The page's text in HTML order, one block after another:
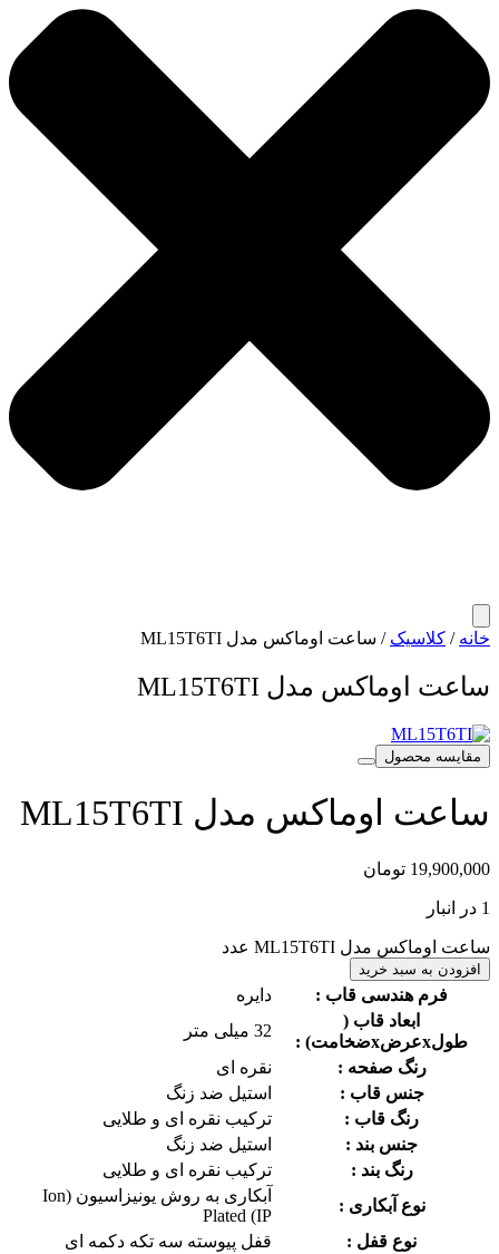
خانه / کلاسیک / ساعت اوماکس مدل ML15T6TI
ساعت اوماکس مدل ML15T6TI
مقایسه محصول
ساعت اوماکس مدل ML15T6TI
19,900,000 تومان
1 در انبار
ساعت اوماکس مدل ML15T6TI عدد
افزودن به سبد خرید
فرم هندسی قاب :
دایره
ابعاد قاب (
طولxعرضxضخامت) :
32 میلی متر
رنگ صفحه :
نقره ای
جنس قاب :
استیل ضد زنگ
رنگ قاب :
ترکیب نقره ای و طلایی
جنس بند :
استیل ضد زنگ
رنگ بند :
ترکیب نقره ای و طلایی
نوع آبکاری :
آبکاری به روش یونیزاسیون
(Ion
Plated (IP
نوع قفل :
قفل پیوسته سه تکه دکمه ای